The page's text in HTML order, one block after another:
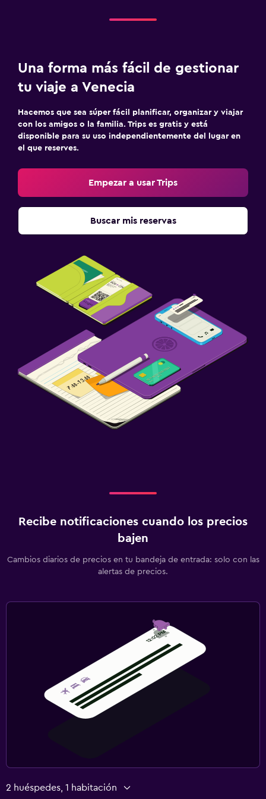
Una forma más fácil de gestionar
tu viaje a Venecia
Hacemos que sea súper fácil planificar, organizar y viajar
con los amigos o la familia. Trips es gratis y está
disponible para su uso independientemente del lugar en
el que reserves.
Empezar a usar Trips
Buscar mis reservas
Recibe notificaciones cuando los precios
bajen
Cambios diarios de precios en tu bandeja de entrada: solo con las
alertas de precios.
2 huéspedes, 1 habitación